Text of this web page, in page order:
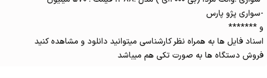
-سواری پژو پارس
و *******
اسناد فایل ها به همراه نظر کارشناسی میتوانید دانلود و مشاهده کنید
فروش دستگاه ها به صورت تکی هم میباشد